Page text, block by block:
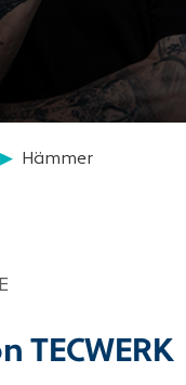
Hämmer
TECWERK